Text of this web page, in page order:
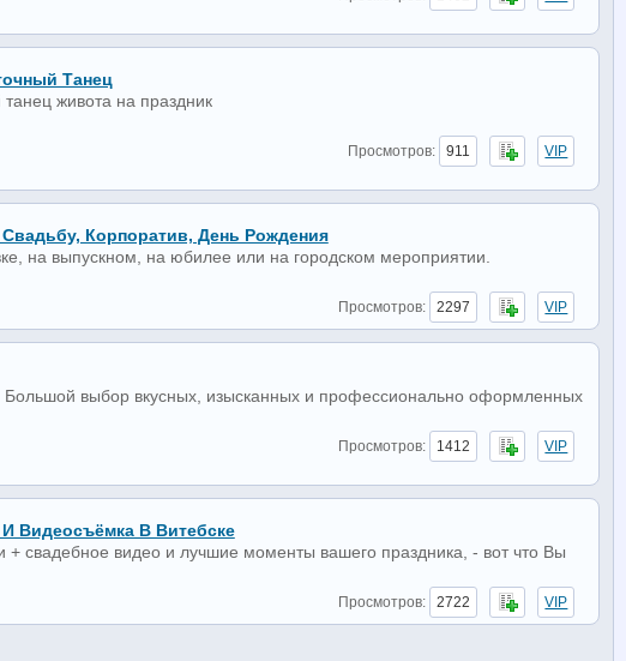
Танец
живота на праздник
Просмотров: 911 VIP
Корпоратив, День Рождения
на выпускном, на юбилее или на городском мероприятии.
Просмотров: 2297 VIP
Большой выбор вкусных, изысканных и профессионально оформленных
Просмотров: 1412 VIP
Видеосъёмка В Витебске
свадебное видео и лучшие моменты вашего праздника, - вот что Вы
Просмотров: 2722 VIP